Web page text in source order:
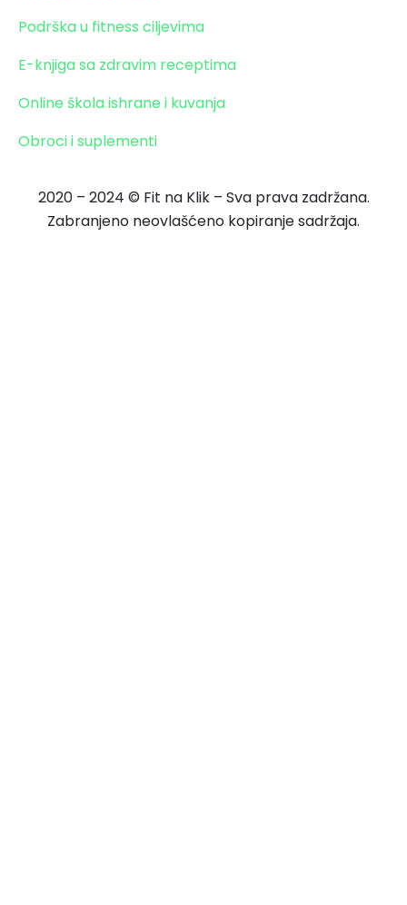
Podrška u fitness ciljevima
E-knjiga sa zdravim receptima
Online škola ishrane i kuvanja
Obroci i suplementi
2020 – 2024 © Fit na Klik – Sva prava zadržana.
Zabranjeno neovlašćeno kopiranje sadržaja.